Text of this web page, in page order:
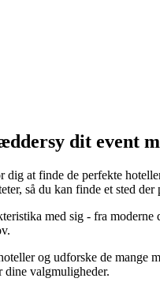
dit event
dig at finde de perfekte
så du kan finde et sted
med sig - fra
og udforske de
dine valgmuligheder.